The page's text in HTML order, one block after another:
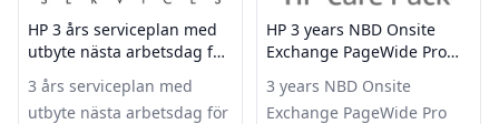
HP 3 års serviceplan med
utbyte nästa arbetsdag för
Color LaserJet skrivare
3 års serviceplan med
utbyte nästa arbetsdag för
HP 3 years NBD Onsite
Exchange PageWide Pro
3 years NBD Onsite
Exchange PageWide Pro